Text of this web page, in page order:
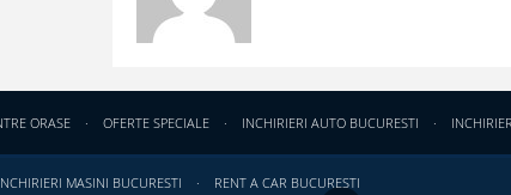
ORASE OFERTE SPECIALE INCHIRIERI AUTO BUCURESTI
MASINI BUCURESTI RENT A CAR BUCURESTI